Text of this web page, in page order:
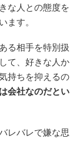
な人との態度を
ます。
る相手を特別扱
て、好きな人か
持ちを抑えるの
会社なのだとい
レバレで嫌な思